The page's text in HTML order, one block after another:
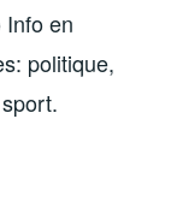
en
politique,